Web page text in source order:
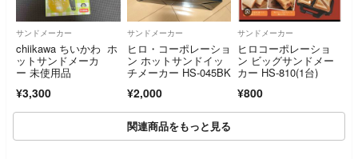
サンドメーカー
chiikawa ちいかわ ホ
ットサンドメーカ
ー 未使用品
¥3,300
サンドメーカー
ヒロ・コーポレーショ
ン ホットサンドイッ
チメーカー HS-045BK
¥2,000
サンドメーカー
ヒロコーポレーショ
ン ビッグサンドメー
カー HS-810(1台)
¥800
関連商品をもっと見る